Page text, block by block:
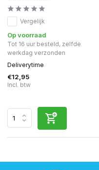
Vergelijk
Op voorraad
Tot 16 uur besteld, zelfde
werkdag verzonden
Deliverytime
€12,95
Incl. btw